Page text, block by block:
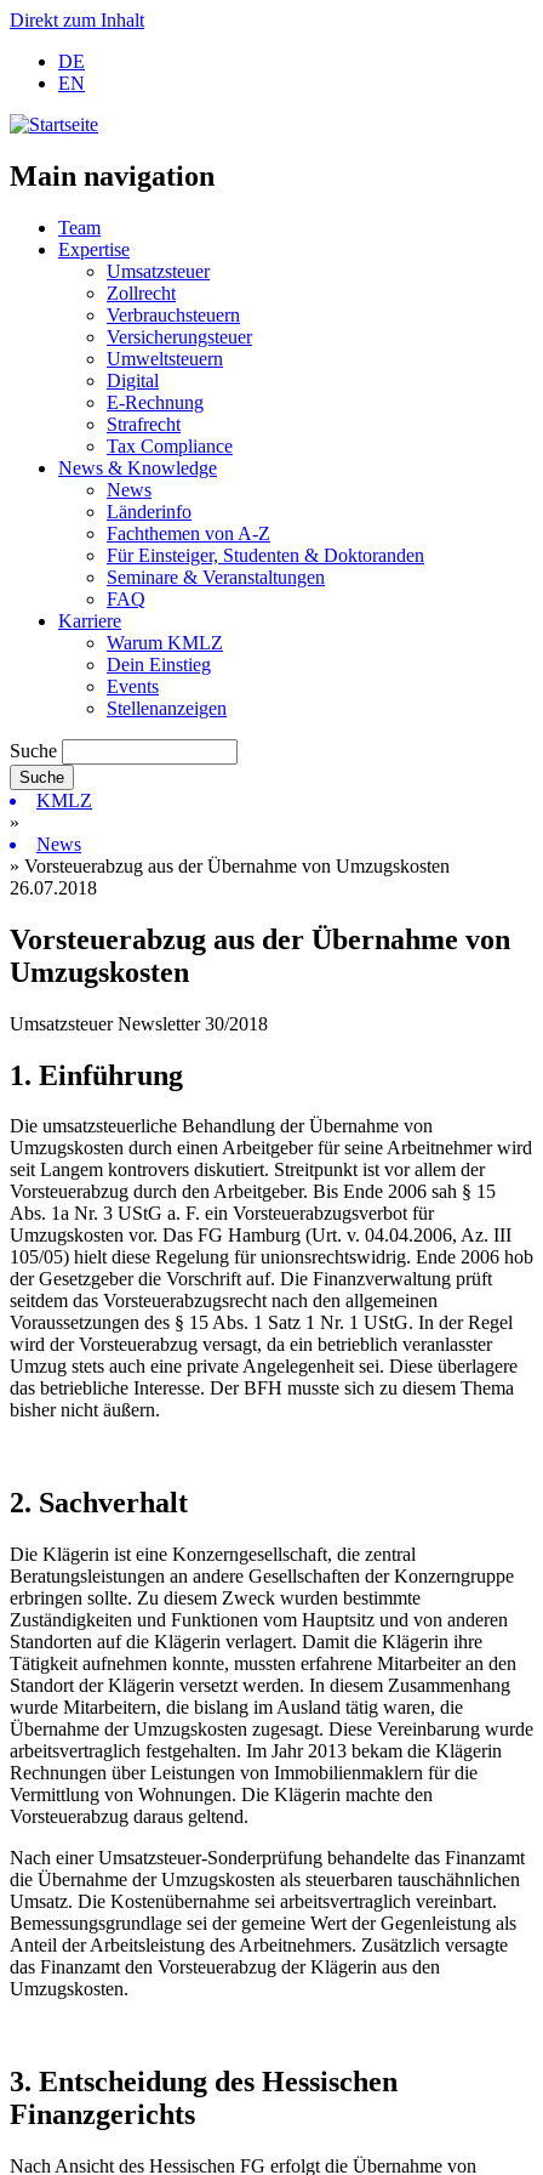
Direkt zum Inhalt
DE
EN
Main navigation
Team
Expertise
Umsatzsteuer
Zollrecht
Verbrauchsteuern
Versicherungsteuer
Umweltsteuern
Digital
E-Rechnung
Strafrecht
Tax Compliance
News & Knowledge
News
Länderinfo
Fachthemen von A-Z
Für Einsteiger, Studenten & Doktoranden
Seminare & Veranstaltungen
FAQ
Karriere
Warum KMLZ
Dein Einstieg
Events
Stellenanzeigen
Suche
KMLZ
»
News
» Vorsteuerabzug aus der Übernahme von Umzugskosten
26.07.2018
Vorsteuerabzug aus der Übernahme von
Umzugskosten
Umsatzsteuer Newsletter 30/2018
1. Einführung
Die umsatzsteuerliche Behandlung der Übernahme von
Umzugskosten durch einen Arbeitgeber für seine Arbeitnehmer wird
seit Langem kontrovers diskutiert. Streitpunkt ist vor allem der
Vorsteuerabzug durch den Arbeitgeber. Bis Ende 2006 sah § 15
Abs. 1a Nr. 3 UStG a. F. ein Vorsteuerabzugsverbot für
Umzugskosten vor. Das FG Hamburg (Urt. v. 04.04.2006, Az. III
105/05) hielt diese Regelung für unionsrechtswidrig. Ende 2006 hob
der Gesetzgeber die Vorschrift auf. Die Finanzverwaltung prüft
seitdem das Vorsteuerabzugsrecht nach den allgemeinen
Voraussetzungen des § 15 Abs. 1 Satz 1 Nr. 1 UStG. In der Regel
wird der Vorsteuerabzug versagt, da ein betrieblich veranlasster
Umzug stets auch eine private Angelegenheit sei. Diese überlagere
das betriebliche Interesse. Der BFH musste sich zu diesem Thema
bisher nicht äußern.
2. Sachverhalt
Die Klägerin ist eine Konzerngesellschaft, die zentral
Beratungsleistungen an andere Gesellschaften der Konzerngruppe
erbringen sollte. Zu diesem Zweck wurden bestimmte
Zuständigkeiten und Funktionen vom Hauptsitz und von anderen
Standorten auf die Klägerin verlagert. Damit die Klägerin ihre
Tätigkeit aufnehmen konnte, mussten erfahrene Mitarbeiter an den
Standort der Klägerin versetzt werden. In diesem Zusammenhang
wurde Mitarbeitern, die bislang im Ausland tätig waren, die
Übernahme der Umzugskosten zugesagt. Diese Vereinbarung wurde
arbeitsvertraglich festgehalten. Im Jahr 2013 bekam die Klägerin
Rechnungen über Leistungen von Immobilienmaklern für die
Vermittlung von Wohnungen. Die Klägerin machte den
Vorsteuerabzug daraus geltend.
Nach einer Umsatzsteuer-Sonderprüfung behandelte das Finanzamt
die Übernahme der Umzugskosten als steuerbaren tauschähnlichen
Umsatz. Die Kostenübernahme sei arbeitsvertraglich vereinbart.
Bemessungsgrundlage sei der gemeine Wert der Gegenleistung als
Anteil der Arbeitsleistung des Arbeitnehmers. Zusätzlich versagte
das Finanzamt den Vorsteuerabzug der Klägerin aus den
Umzugskosten.
3. Entscheidung des Hessischen
Finanzgerichts
Nach Ansicht des Hessischen FG erfolgt die Übernahme von